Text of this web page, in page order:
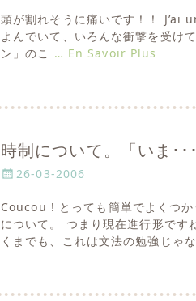
s
t
e
n
頭が割れそうに痛いです！！
よんでいて、いろんな衝撃を受け
ン」のこ … En Savoir Plus
時制について。「いま･･
P
s
t
e
n
26-03-2006
Coucou ! とっても簡単でよくつ
について。 つまり現在進行形です
くまでも、これは文法の勉強じゃ